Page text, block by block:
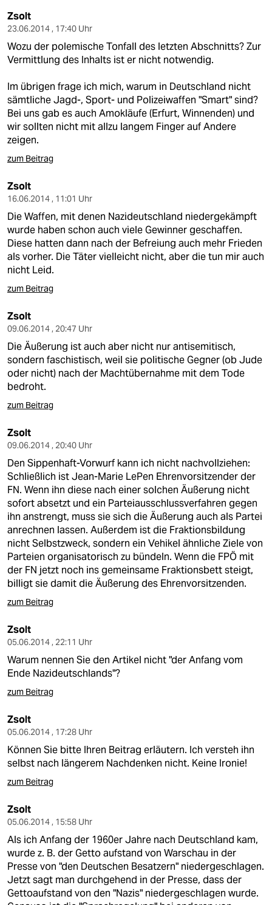
Zsolt
23.06.2014 , 17:40 Uhr
Wozu der polemische Tonfall des letzten Abschnitts? Zur
Vermittlung des Inhalts ist er nicht notwendig.
Im übrigen frage ich mich, warum in Deutschland nicht
sämtliche Jagd-, Sport- und Polizeiwaffen "Smart" sind?
Bei uns gab es auch Amokläufe (Erfurt, Winnenden) und
wir sollten nicht mit allzu langem Finger auf Andere
zeigen.
zum Beitrag
Zsolt
16.06.2014 , 11:01 Uhr
Die Waffen, mit denen Nazideutschland niedergekämpft
wurde haben schon auch viele Gewinner geschaffen.
Diese hatten dann nach der Befreiung auch mehr Frieden
als vorher. Die Täter vielleicht nicht, aber die tun mir auch
nicht Leid.
zum Beitrag
Zsolt
09.06.2014 , 20:47 Uhr
Die Äußerung ist auch aber nicht nur antisemitisch,
sondern faschistisch, weil sie politische Gegner (ob Jude
oder nicht) nach der Machtübernahme mit dem Tode
bedroht.
zum Beitrag
Zsolt
09.06.2014 , 20:40 Uhr
Den Sippenhaft-Vorwurf kann ich nicht nachvollziehen:
Schließlich ist Jean-Marie LePen Ehrenvorsitzender der
FN. Wenn ihn diese nach einer solchen Äußerung nicht
sofort absetzt und ein Parteiausschlussverfahren gegen
ihn anstrengt, muss sie sich die Äußerung auch als Partei
anrechnen lassen. Außerdem ist die Fraktionsbildung
nicht Selbstzweck, sondern ein Vehikel ähnliche Ziele von
Parteien organisatorisch zu bündeln. Wenn die FPÖ mit
der FN jetzt noch ins gemeinsame Fraktionsbett steigt,
billigt sie damit die Äußerung des Ehrenvorsitzenden.
zum Beitrag
Zsolt
05.06.2014 , 22:11 Uhr
Warum nennen Sie den Artikel nicht "der Anfang vom
Ende Nazideutschlands"?
zum Beitrag
Zsolt
05.06.2014 , 17:28 Uhr
Können Sie bitte Ihren Beitrag erläutern. Ich versteh ihn
selbst nach längerem Nachdenken nicht. Keine Ironie!
zum Beitrag
Zsolt
05.06.2014 , 15:58 Uhr
Als ich Anfang der 1960er Jahre nach Deutschland kam,
wurde z. B. der Getto aufstand von Warschau in der
Presse von "den Deutschen Besatzern" niedergeschlagen.
Jetzt sagt man durchgehend in der Presse, dass der
Gettoaufstand von den "Nazis" niedergeschlagen wurde.